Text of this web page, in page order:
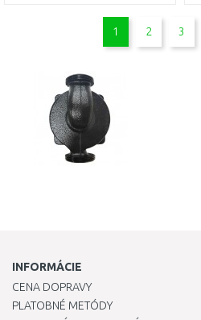
DO KOŠÍKA
1 2 3
INFORMÁCIE
CENA DOPRAVY
PLATOBNÉ METÓDY